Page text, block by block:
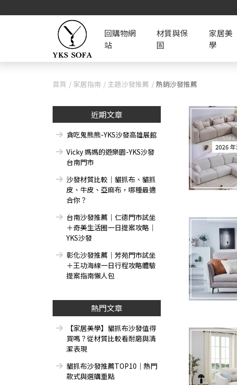
回購物網
站
材質與保
固
家居美
學
首頁 家居指南 主題沙發推薦 熱銷沙發推薦
近期文章
貪吃鬼熊熊-YKS沙發高雄展館
Vicky 媽媽的遊樂園-YKS沙發
台南門市
沙發材質比較｜貓抓布、貓抓
皮、牛皮、亞麻布，哪種最適
合你？
台南沙發推薦｜仁德門市試坐
＋奇美生活圈一日提案攻略｜
YKS沙發
彰化沙發推薦｜芳苑門市試坐
＋王功海線一日行程攻略體驗
提案指南懶人包
熱門文章
【家居美學】貓抓布沙發值得
買嗎？從材質比較看耐磨與清
潔表現
貓抓布沙發推薦TOP10｜熱門
款式與選購重點